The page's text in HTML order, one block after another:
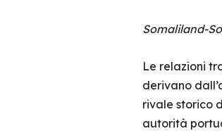
Somaliland-
Le relazioni
derivano
rivale storico
autorità